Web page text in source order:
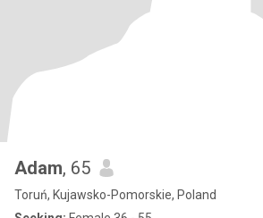
Adam, 65
Toruń, Kujawsko-Pomorskie, Poland